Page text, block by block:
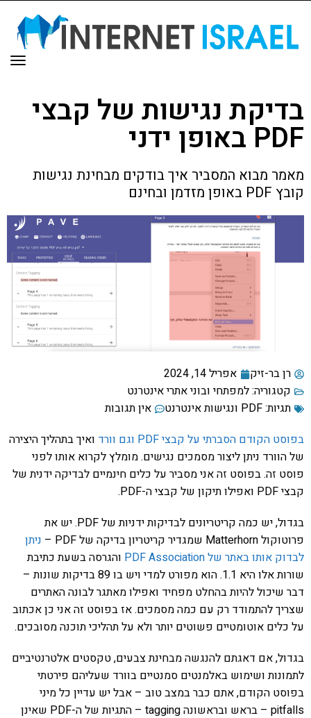
בדיקת נגישות של קבצי
PDF באופן ידני
מאמר מבוא המסביר איך בודקים מבחינת נגישות
קובץ PDF באופן מזדמן ובחינם
רן בר-זיק
אפריל 14, 2024
קטגוריה:למפתחי ובוני אתרי אינטרנט
תגיות:PDF ונגישות אינטרנט
אין תגובות
בפוסט הקודם הסברתי על קבצי PDF וגם וורד
ואיך בתהליך היצירה
של הוורד ניתן ליצור מסמכים נגישים. מומלץ לקרוא אותו לפני
פוסט זה. בפוסט זה אני מסביר על כלים חינמיים לבדיקה ידנית של
קבצי PDF ואפילו תיקון של קבצי ה-PDF.
בגדול, יש כמה קריטריונים לבדיקות ידניות של PDF. יש את
פרוטוקול Matterhorn שמגדיר קריטריון בדיקה של PDF –
ניתן
לבדוק אותו באתר של PDF Association
והגרסה בשעת כתיבת
שורות אלו היא 1.1. הוא מפורט למדי ויש בו 89 בדיקות שונות –
דבר שיכול להיות בהחלט מפחיד ואפילו מאתגר לבונה האתרים
שצריך להתמודד רק עם כמה מסמכים. אז בפוסט זה אני כן אכתוב
על כלים אוטומטיים פשוטים יותר ולא על תהליכי תוכנה מסובכים.
בגדול, אם דאגתם להנגשה מבחינת צבעים, טקסטים אלטרנטיביים
לתמונות ושימוש באלמנטים סמנטיים בוורד שעליהם פירטתי
בפוסט הקודם, אתם כבר במצב טוב – אבל יש עדיין כל מיני
pitfalls – בראש ובראשונה tagging – התגיות של ה-PDF שאינן